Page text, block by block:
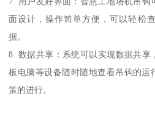
面设计，操作简单方便，可以轻松
据。
8. 数据共享：系统可以实现数据共
板电脑等设备随时随地查看吊钩的运
策的进行。